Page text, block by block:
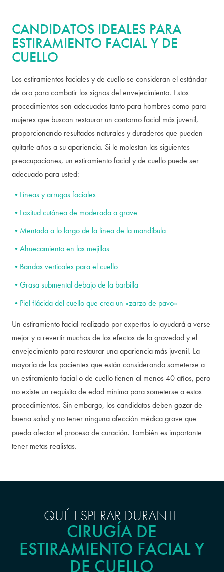
CANDIDATOS IDEALES PARA
ESTIRAMIENTO FACIAL Y DE
CUELLO
Los estiramientos faciales y de cuello se consideran el estándar
de oro para combatir los signos del envejecimiento. Estos
procedimientos son adecuados tanto para hombres como para
mujeres que buscan restaurar un contorno facial más juvenil,
proporcionando resultados naturales y duraderos que pueden
quitarle años a su apariencia. Si le molestan las siguientes
preocupaciones, un estiramiento facial y de cuello puede ser
adecuado para usted:
Líneas y arrugas faciales
Laxitud cutánea de moderada a grave
Mentada a lo largo de la línea de la mandíbula
Ahuecamiento en las mejillas
Bandas verticales para el cuello
Grasa submental debajo de la barbilla
Piel flácida del cuello que crea un «zarzo de pavo»
Un estiramiento facial realizado por expertos lo ayudará a verse
mejor y a revertir muchos de los efectos de la gravedad y el
envejecimiento para restaurar una apariencia más juvenil. La
mayoría de los pacientes que están considerando someterse a
un estiramiento facial o de cuello tienen al menos 40 años, pero
no existe un requisito de edad mínima para someterse a estos
procedimientos. Sin embargo, los candidatos deben gozar de
buena salud y no tener ninguna afección médica grave que
pueda afectar el proceso de curación. También es importante
tener metas realistas.
QUÉ ESPERAR DURANTE
CIRUGÍA DE
ESTIRAMIENTO FACIAL Y
DE CUELLO